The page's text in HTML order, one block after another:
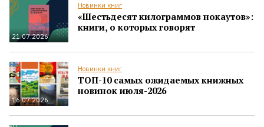
21.07.2026
Новинки книг
«Шестьдесят килограммов нокаутов»:
книги, о которых говорят
16.07.2026
Новинки книг
ТОП-10 самых ожидаемых книжных
новинок июля-2026